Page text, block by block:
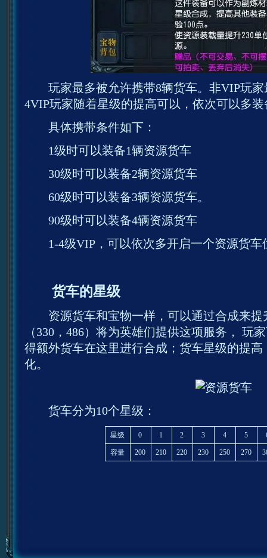
玩家最多被允许携带8辆货车。非VIP玩家
4VIP玩家随着星级的提高可以，依次可以多
具体携带条件如下：
1级时可以装备1辆资源货车
30级时可以装备2辆资源货车
60级时可以装备3辆资源货车。
90级时可以装备4辆资源货车
1-4级VIP，可以依次多开启一个资源货车
货车的星级
资源货车和宝物一样，可以通过合成来提
（330，486）将为英雄们提供这项服务， 玩
得额外货车在这里进行合成；货车星级的提
化。
货车分为10个星级：
星级 0 1 2 3 4 5
容量 200 210 220 230 250 270